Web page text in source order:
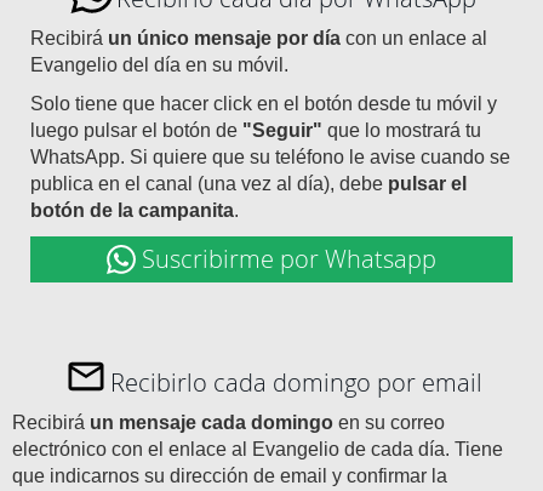
Recibirá un único mensaje por día con un enlace al
Evangelio del día en su móvil.
Solo tiene que hacer click en el botón desde tu móvil y
luego pulsar el botón de "Seguir" que lo mostrará tu
WhatsApp. Si quiere que su teléfono le avise cuando se
publica en el canal (una vez al día), debe pulsar el
botón de la campanita.
Suscribirme por Whatsapp
Recibirlo cada domingo por email
Recibirá un mensaje cada domingo en su correo
electrónico con el enlace al Evangelio de cada día. Tiene
que indicarnos su dirección de email y confirmar la